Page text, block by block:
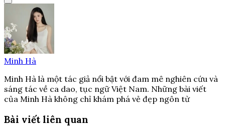
Minh Hà
Minh Hà là một tác giả nổi bật với đam mê nghiên cứu và
sáng tác về ca dao, tục ngữ Việt Nam. Những bài viết
của Minh Hà không chỉ khám phá vẻ đẹp ngôn từ
Bài viết liên quan